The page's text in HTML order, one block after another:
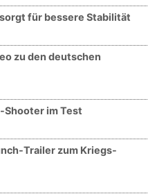
für bessere Stabilität
zu den deutschen
im Test
Trailer zum Kriegs-